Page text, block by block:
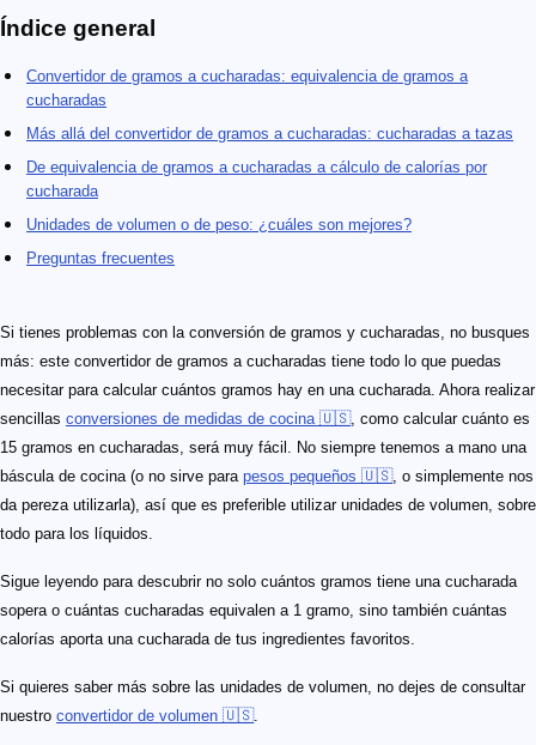
Índice general
Convertidor de gramos a cucharadas: equivalencia de gramos a
cucharadas​
Más allá del convertidor de gramos a cucharadas: cucharadas a tazas
De equivalencia de gramos a cucharadas​ a cálculo de calorías por
cucharada
Unidades de volumen o de peso: ¿cuáles son mejores?
Preguntas frecuentes
Si tienes problemas con la conversión de gramos y cucharadas, no busques
más: este convertidor de gramos a cucharadas tiene todo lo que puedas
necesitar para calcular cuántos gramos hay en una cucharada. Ahora realizar
sencillas conversiones de medidas de cocina 🇺🇸, como calcular cuánto es
15 gramos en cucharadas, será muy fácil. No siempre tenemos a mano una
báscula de cocina (o no sirve para pesos pequeños 🇺🇸, o simplemente nos
da pereza utilizarla), así que es preferible utilizar unidades de volumen, sobre
todo para los líquidos.
Sigue leyendo para descubrir no solo cuántos gramos tiene una cucharada
sopera o cuántas cucharadas equivalen a 1 gramo, sino también cuántas
calorías aporta una cucharada de tus ingredientes favoritos.
Si quieres saber más sobre las unidades de volumen, no dejes de consultar
nuestro convertidor de volumen 🇺🇸.